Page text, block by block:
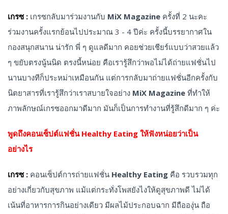
เกรซ : เกรซกลับมาร่วมงานกับ MiX Magazine ครั้งที่ 2 นะคะ
ร่วมงานครั้งแรกย้อนไปประมาณ 3 - 4 ปีค่ะ ครั้งนี้บรรยากาศใน
กองสนุกสนาน น่ารัก พี่ ๆ ดูแลดีมาก คอยช่วยเชียร์แบบว่าสวยแล้ว
ๆ ขยับตรงนู้นนิด ตรงนี้หน่อย คือเรารู้สึกว่าพอไม่ได้ถ่ายแฟชั่นไป
นานบางทีก็ประหม่าเหมือนกัน แต่การกลับมาถ่ายแฟชั่นอีกครั้งกับ
นิตยาสารที่เรารู้สึกว่าเราสบายใจอย่าง MiX Magazine ที่ทำให้
ภาพลักษณ์เกรซออกมาดีมาก มันก็เป็นการทำงานที่รู้สึกดีมาก ๆ ค่ะ
พูดถึงคอนเซ็ปต์แฟชั่น Healthy Eating ให้ฟังหน่อยว่าเป็น
อย่างไร
เกรซ : คอนเซ็ปต์การถ่ายแฟชั่น Healthy Eating คือ รวบรวมทุก
อย่างเกี่ยวกับสุขภาพ แม้แต่กระทั่งโพสยังไงให้ดูสุขภาพดี ไม่ได้
เน้นที่อาหารการกินอย่างเดียว มีผลไม้ประกอบฉาก มีถือองุ่น ถือ